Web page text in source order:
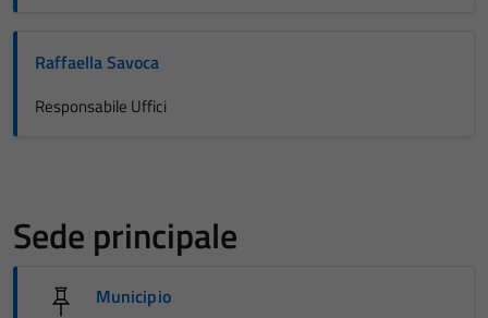
Raffaella Savoca
Responsabile Uffici
Sede principale
Municipio